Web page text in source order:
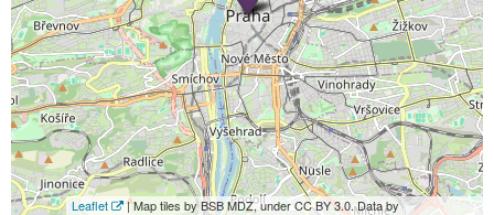
Leaflet
| Map tiles by BSB MDZ, under CC BY 3.0. Data by